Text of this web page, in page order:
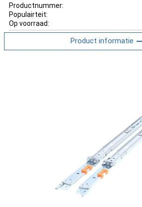
Productnummer:
Populairteit:
Op voorraad:
Product informatie